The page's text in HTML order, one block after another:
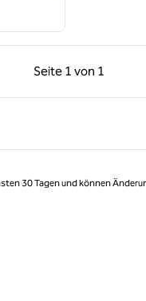
Seite 1 von 1
Vorherige Seite, 1 von 1
Seite 1 von 1
30 Tagen und können